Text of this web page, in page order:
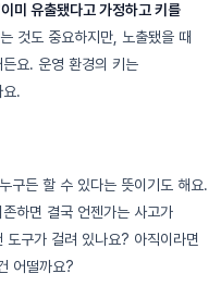
미 유출됐다고 가정하고 키를
것도 중요하지만, 노출됐을 때
요. 운영 환경의 키는
.
구든 할 수 있다는 뜻이기도 해요.
하면 결국 언젠가는 사고가
구가 걸려 있나요? 아직이라면
어떨까요?